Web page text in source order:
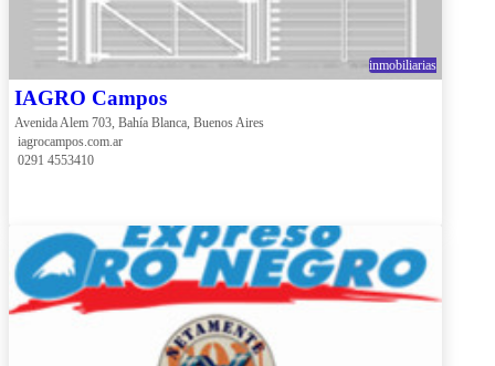
inmobiliarias
IAGRO Campos
Avenida Alem 703, Bahía Blanca, Buenos Aires
iagrocampos.com.ar
0291 4553410